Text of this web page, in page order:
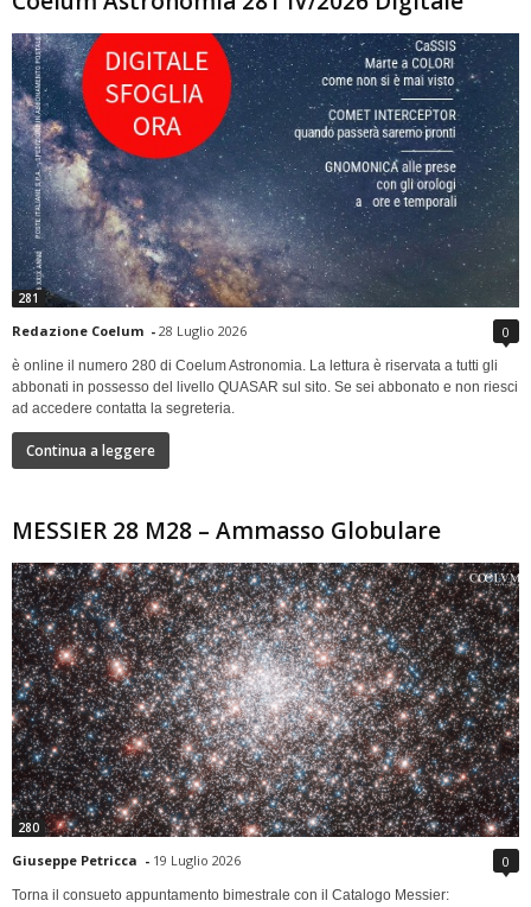
281
Redazione Coelum - 28 Luglio 2026 0
è online il numero 280 di Coelum Astronomia. La lettura è riservata a tutti gli
abbonati in possesso del livello QUASAR sul sito. Se sei abbonato e non riesci
ad accedere contatta la segreteria.
Continua a leggere
MESSIER 28 M28 – Ammasso Globulare
280
Giuseppe Petricca - 19 Luglio 2026 0
Torna il consueto appuntamento bimestrale con il Catalogo Messier: